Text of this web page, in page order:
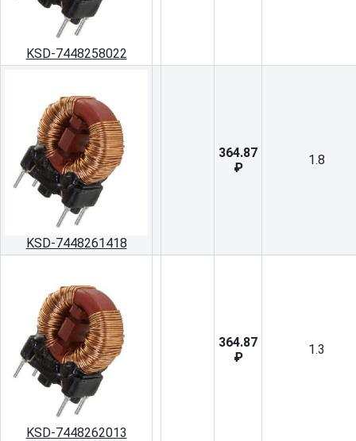
KSD-7448258022
KSD-7448261418
364.87
₽
1.8
KSD-7448262013
364.87
₽
1.3